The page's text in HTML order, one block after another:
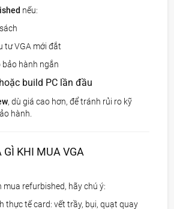
nếu:
tư VGA mới đắt
bảo hành ngắn
build PC lần đầu
, dù giá cao hơn, để tránh rủi ro kỹ
hành.
GÌ KHI MUA VGA
mua refurbished, hãy chú ý:
thực tế card: vết trầy, bụi, quạt quay